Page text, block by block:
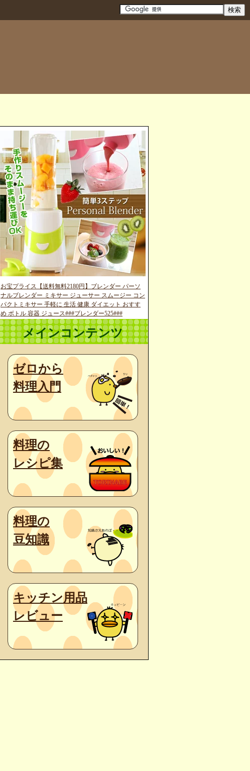
お宝プライス【送料無料2180円】ブレンダー パーソ
ナルブレンダー ミキサー ジューサー スムージー コン
パクトミキサー 手軽に 生活 健康 ダイエット おすす
め ボトル 容器 ジュース###ブレンダー525###
メインコンテンツ
ゼロから
料理入門
料理の
レシピ集
料理の
豆知識
キッチン用品
レビュー